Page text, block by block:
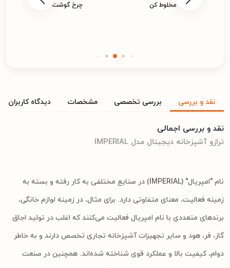
مخلوط کن چرخ گوشت
نقد و بررسی بررسی تخصصی مشخصات دیدگاه کاربران
نقد و بررسی اجمالی
ترازو آشپزخانه دیجیتال مدل IMPERIAL
نام "امپریال" (IMPERIAL) در صنایع مختلفی به کار رفته و بسته به
زمینه فعالیت، معنای متفاوتی دارد. برای مثال، در زمینه لوازم خانگی،
برندهای متعددی با نام امپریال فعالیت می‌کنند که اغلب در تولید اجاق
گاز، فر، هود و سایر تجهیزات آشپزخانه تجاری تخصص دارند و به خاطر
دوام، کیفیت بالا و عملکرد قوی شناخته شده‌اند. همچنین در صنعت